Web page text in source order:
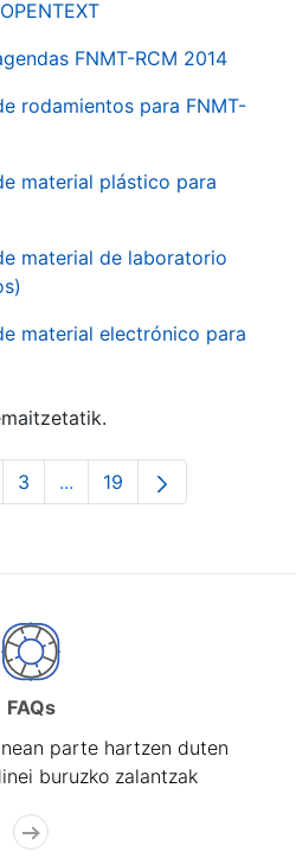
FNMT-RCM 2014
rodamientos para FNMT-
material plástico para
material de laboratorio
material electrónico para
Orrialdea
3 ...Intermediate Pages Use
Orrialdea
19
FAQs
parte hartzen duten
buruzko zalantzak